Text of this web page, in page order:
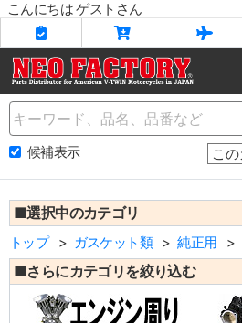
こんにちは ゲストさん
Name
候補表示
■選択中のカテゴリ
トップ ガスケット類 純正用
■さらにカテゴリを絞り込む